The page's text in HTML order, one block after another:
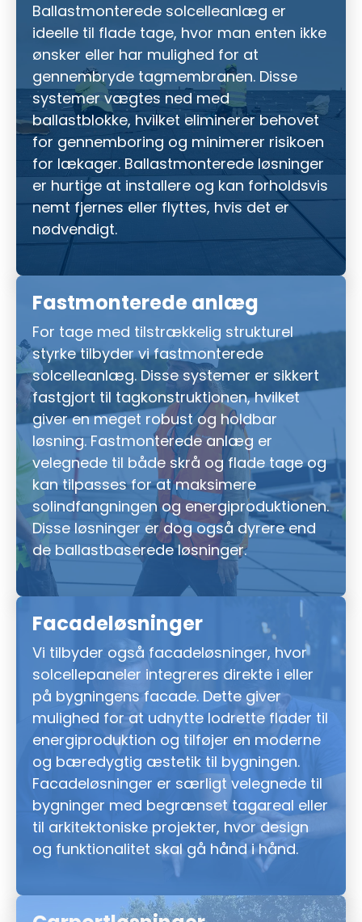
Ballastmonterede solcelleanlæg er
ideelle til flade tage, hvor man enten ikke
ønsker eller har mulighed for at
gennembryde tagmembranen. Disse
systemer vægtes ned med
ballastblokke, hvilket eliminerer behovet
for gennemboring og minimerer risikoen
for lækager. Ballastmonterede løsninger
er hurtige at installere og kan forholdsvis
nemt fjernes eller flyttes, hvis det er
nødvendigt.
Fastmonterede anlæg
For tage med tilstrækkelig strukturel
styrke tilbyder vi fastmonterede
solcelleanlæg. Disse systemer er sikkert
fastgjort til tagkonstruktionen, hvilket
giver en meget robust og holdbar
løsning. Fastmonterede anlæg er
velegnede til både skrå og flade tage og
kan tilpasses for at maksimere
solindfangningen og energiproduktionen.
Disse løsninger er dog også dyrere end
de ballastbaserede løsninger.
Facadeløsninger
Vi tilbyder også facadeløsninger, hvor
solcellepaneler integreres direkte i eller
på bygningens facade. Dette giver
mulighed for at udnytte lodrette flader til
energiproduktion og tilføjer en moderne
og bæredygtig æstetik til bygningen.
Facadeløsninger er særligt velegnede til
bygninger med begrænset tagareal eller
til arkitektoniske projekter, hvor design
og funktionalitet skal gå hånd i hånd.